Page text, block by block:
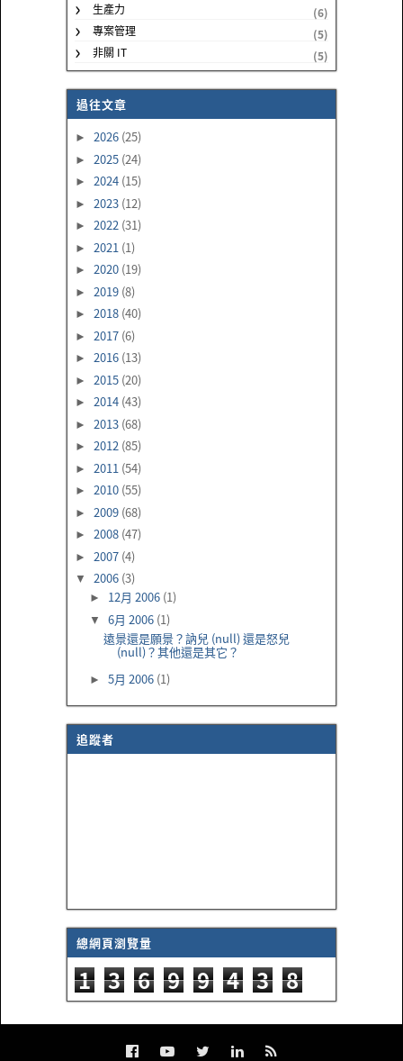
生產力
(6)
專案管理
(5)
非關 IT
(5)
過往文章
► 2026 (25)
► 2025 (24)
► 2024 (15)
► 2023 (12)
► 2022 (31)
► 2021 (1)
► 2020 (19)
► 2019 (8)
► 2018 (40)
► 2017 (6)
► 2016 (13)
► 2015 (20)
► 2014 (43)
► 2013 (68)
► 2012 (85)
► 2011 (54)
► 2010 (55)
► 2009 (68)
► 2008 (47)
► 2007 (4)
▼ 2006 (3)
► 12月 2006 (1)
▼ 6月 2006 (1)
遠景還是願景？訥兒 (null) 還是怒兒
(null)？其他還是其它？
► 5月 2006 (1)
追蹤者
總網頁瀏覽量
1 3 6 9 9 4 3 8